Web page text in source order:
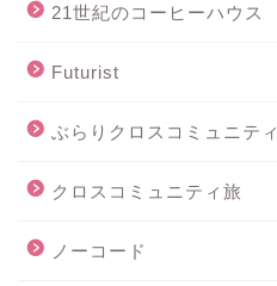
21世紀のコーヒーハウス
Futurist
ぶらりクロスコミュニティ
クロスコミュニティ旅
ノーコード